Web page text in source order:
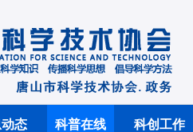
态 科普在线 科创工作